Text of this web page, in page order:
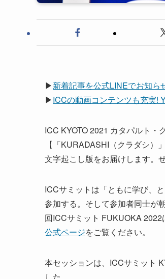
▶新着記事を公式LINEでお知ら
▶ICCの動画コンテンツも充実!
ICC KYOTO 2021 カタパルト
【「KURADASHI（クラダシ
文字起こし版をお届けします。
ICCサミットは「ともに学び、
参加する。そして参加者同士が
回ICCサミット FUKUOKA
公式ページをご覧ください。
本セッションは、ICCサミット